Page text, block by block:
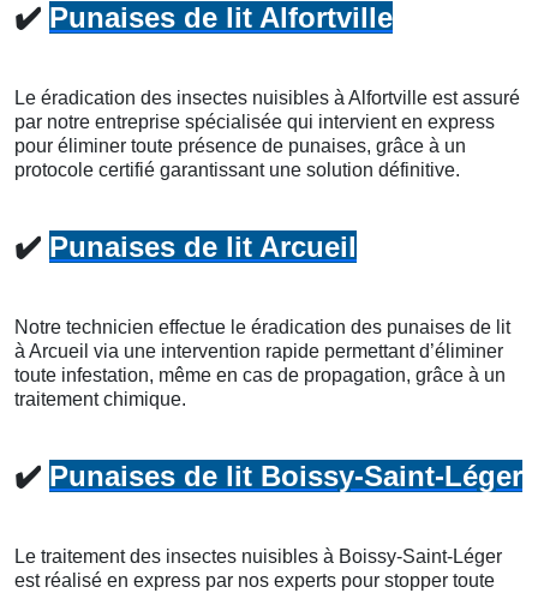
✔️ Punaises de lit Alfortville
Le éradication des insectes nuisibles à Alfortville est assuré
par notre entreprise spécialisée qui intervient en express
pour éliminer toute présence de punaises, grâce à un
protocole certifié garantissant une solution définitive.
✔️ Punaises de lit Arcueil
Notre technicien effectue le éradication des punaises de lit
à Arcueil via une intervention rapide permettant d’éliminer
toute infestation, même en cas de propagation, grâce à un
traitement chimique.
✔️ Punaises de lit Boissy-Saint-Léger
Le traitement des insectes nuisibles à Boissy-Saint-Léger
est réalisé en express par nos experts pour stopper toute